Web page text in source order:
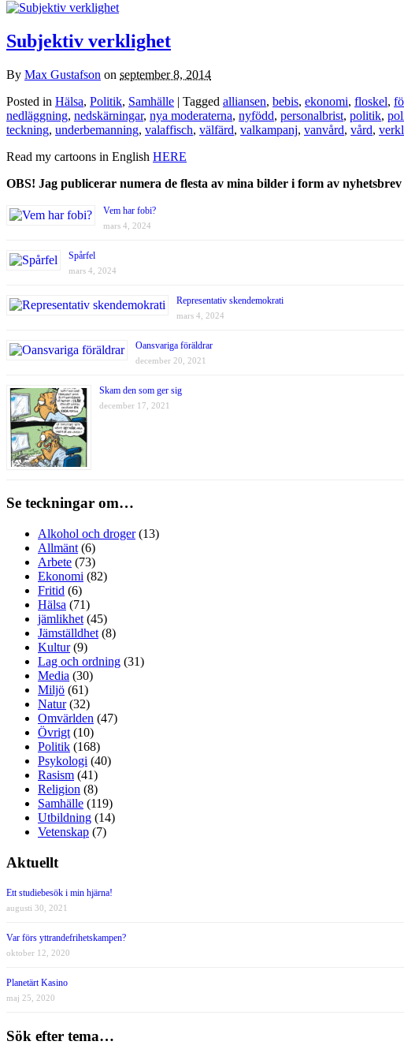
Subjektiv verklighet
By Max Gustafson on september 8, 2014
Posted in Hälsa, Politik, Samhälle | Tagged alliansen, bebis, ekonomi, floskel,
nedläggning, nedskärningar, nya moderaterna, nyfödd, personalbrist, politik,
teckning, underbemanning, valaffisch, välfärd, valkampanj, vanvård, vård,
Read my cartoons in English HERE
OBS! Jag publicerar numera de flesta av mina bilder i form av
Vem har fobi?
mars 4, 2024
Spårfel
mars 4, 2024
Representativ skendemokrati
mars 4, 2024
Oansvariga föräldrar
december 20, 2021
Skam den som ger sig
december 17, 2021
Se teckningar om…
Alkohol och droger(13)
Allmänt (6)
Arbete (73)
Ekonomi (82)
Fritid (6)
Hälsa (71)
jämlikhet (45)
Jämställdhet (8)
Kultur(9)
Lag och ordning (31)
Media (30)
Miljö (61)
Natur(32)
Omvärlden (47)
Övrigt (10)
Politik (168)
Psykologi (40)
Rasism (41)
Religion (8)
Samhälle (119)
Utbildning (14)
Vetenskap (7)
Aktuellt
Ett studiebesök i min hjärna!
augusti 30, 2021
Var förs yttrandefrihetskampen?
oktober 12, 2020
Planetärt Kasino
maj 25, 2020
Sök efter tema…